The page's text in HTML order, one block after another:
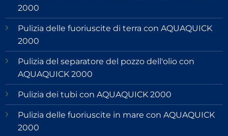
2000
Pulizia delle fuoriuscite di terra con AQUAQUICK
2000
Pulizia del separatore del pozzo dell'olio con
AQUAQUICK 2000
Pulizia dei tubi con AQUAQUICK 2000
Pulizia delle fuoriuscite in mare con AQUAQUICK
2000